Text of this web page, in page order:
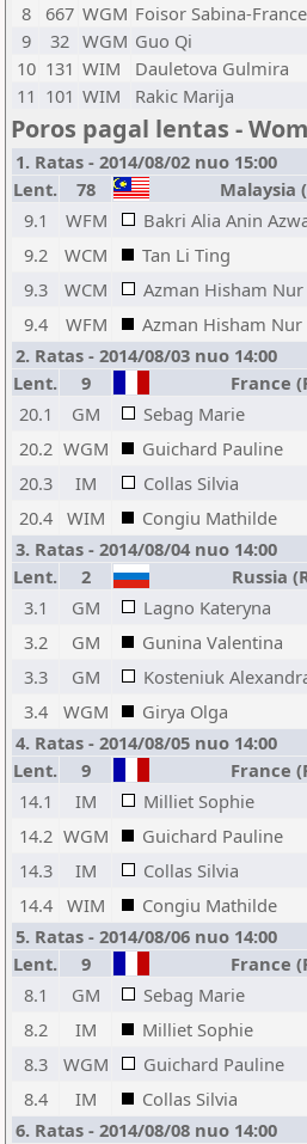
8
667 WGM Foisor Sabina-
9
32 WGM Guo Qi
10 131 WIM Dauletova Gulmira
11 101 WIM Rakic Marija
Poros pagal lentas -
1. Ratas - 2014/08/02 nuo 15:00
Lent.
78 Malaysia
9.1
WFM Bakri Alia Anin
9.2
WCM Tan Li Ting
9.3
WCM Azman Hisham
9.4
WFM Azman Hisham Nur
2. Ratas - 2014/08/03 nuo 14:00
Lent.
9 France
20.1
GM Sebag Marie
20.2 WGM Guichard Pauline
20.3
IM Collas Silvia
20.4 WIM Congiu Mathilde
3. Ratas - 2014/08/04 nuo 14:00
Lent.
2 Russia
3.1
GM Lagno Kateryna
3.2
GM Gunina Valentina
3.3
GM Kosteniuk
3.4
WGM Girya Olga
4. Ratas - 2014/08/05 nuo 14:00
Lent.
9 France
14.1
IM Milliet Sophie
14.2 WGM Guichard Pauline
14.3
IM Collas Silvia
14.4 WIM Congiu Mathilde
5. Ratas - 2014/08/06 nuo 14:00
Lent.
9 France
8.1
GM Sebag Marie
8.2
IM Milliet Sophie
8.3
WGM Guichard Pauline
8.4
IM Collas Silvia
6. Ratas - 2014/08/08 nuo 14:00